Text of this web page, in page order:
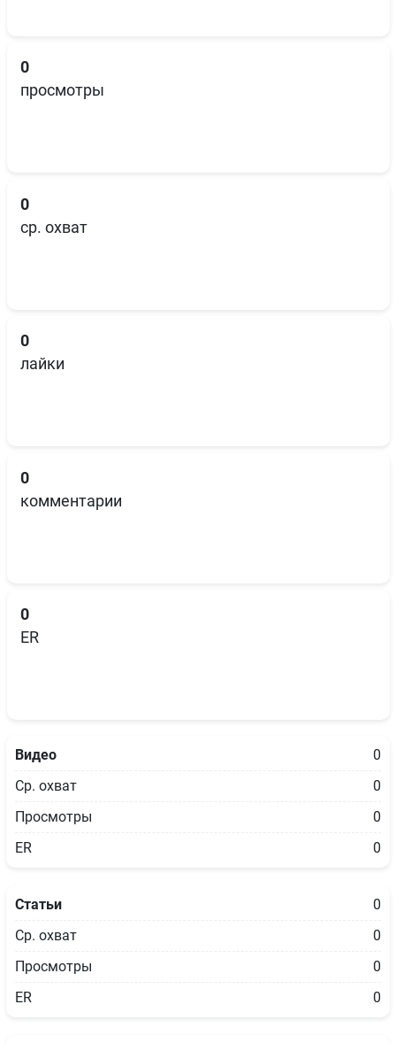
0
просмотры
0
ср. охват
0
лайки
0
комментарии
0
ER
Видео
0
Ср. охват
0
Просмотры
0
ER
0
Статьи
0
Ср. охват
0
Просмотры
0
ER
0